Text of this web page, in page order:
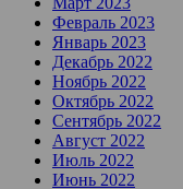
Февраль 2023
Январь 2023
Декабрь 2022
Ноябрь 2022
Октябрь 2022
Сентябрь 2022
Август 2022
Июль 2022
Июнь 2022